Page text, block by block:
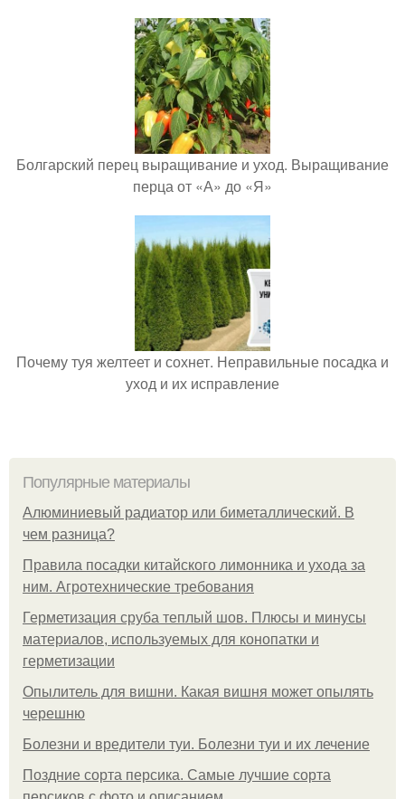
Болгарский перец выращивание и уход. Выращивание
перца от «А» до «Я»
Почему туя желтеет и сохнет. Неправильные посадка и
уход и их исправление
Популярные материалы
Алюминиевый радиатор или биметаллический. В
чем разница?
Правила посадки китайского лимонника и ухода за
ним. Агротехнические требования
Герметизация сруба теплый шов. Плюсы и минусы
материалов, используемых для конопатки и
герметизации
Опылитель для вишни. Какая вишня может опылять
черешню
Болезни и вредители туи. Болезни туи и их лечение
Поздние сорта персика. Самые лучшие сорта